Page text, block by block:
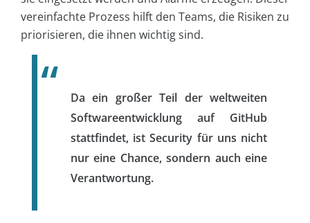
vereinfachte Prozess hilft den Teams, die Risiken zu
priorisieren, die ihnen wichtig sind.
Da ein großer Teil der weltweiten
Softwareentwicklung auf GitHub
stattfindet, ist Security für uns nicht
nur eine Chance, sondern auch eine
Verantwortung.